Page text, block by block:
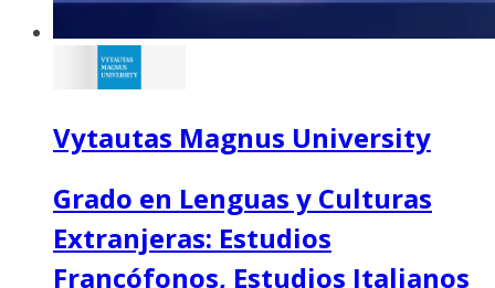
Vytautas Magnus University
Grado en Lenguas y Culturas
Extranjeras: Estudios
Francófonos, Estudios Italianos